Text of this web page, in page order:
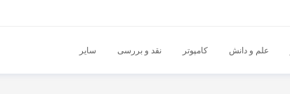
علم و دانش کامپوتر نقد و بررسی سایر